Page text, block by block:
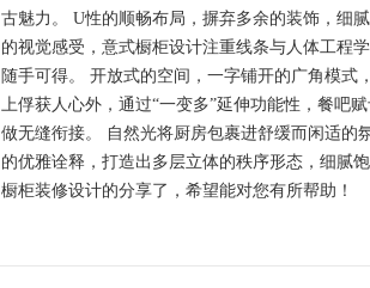
古魅力。 U性的顺畅布局，摒弃多余的装饰，细
的视觉感受，意式橱柜设计注重线条与人体工程
随手可得。 开放式的空间，一字铺开的广角模
上俘获人心外，通过“一变多”延伸功能性，餐吧
做无缝衔接。 自然光将厨房包裹进舒缓而闲适的
的优雅诠释，打造出多层立体的秩序形态，细腻
橱柜装修设计的分享了，希望能对您有所帮助！